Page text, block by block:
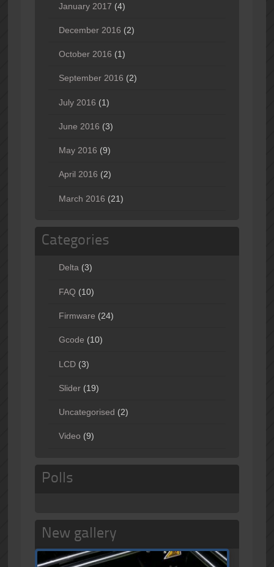
January 2017 (4)
December 2016 (2)
October 2016 (1)
September 2016 (2)
July 2016 (1)
June 2016 (3)
May 2016 (9)
April 2016 (2)
March 2016 (21)
Categories
Delta(3)
FAQ (10)
Firmware (24)
Gcode (10)
LCD(3)
Slider(19)
Uncategorised (2)
Video (9)
Polls
New gallery